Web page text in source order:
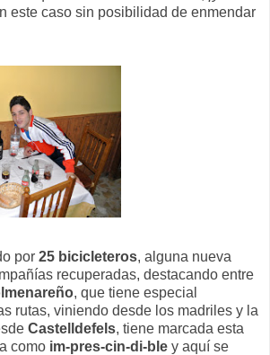
este caso sin posibilidad de enmendar
por 25 bicicleteros, alguna nueva
recuperadas, destacando entre
, que tiene especial
rutas, viniendo desde los madriles y la
Castelldefels, tiene marcada esta
como im-pres-cin-di-ble y aquí se